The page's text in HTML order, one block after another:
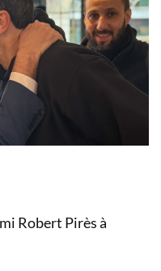
Robert Pirès à